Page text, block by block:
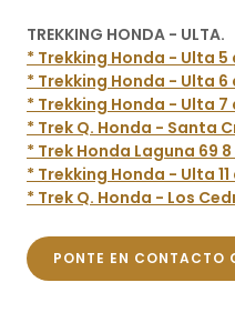
TREKKING HONDA - ULTA.
* Trekking Honda - Ulta 5
* Trekking Honda - Ulta 6
* Trekking Honda - Ulta 7
* Trek Q. Honda - Santa
* Trek Honda Laguna 69
* Trekking Honda - Ulta 11
* Trek Q. Honda - Los
PONTE EN CONTACTO